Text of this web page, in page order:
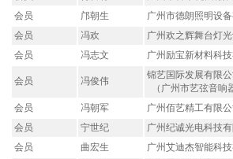
会员
邝朝生
广州市德朗照明设
会员
冯欢
广州欢之辉舞台灯
会员
冯志文 广州励宝新材料科
会员 冯俊伟
锦艺国际发展有限公
（广州市艺弦音响
会员
冯朝军
广州佰艺精工有限公
会员
宁世纪
广州纪诚光电科技有
会员
曲宏生
广州艾迪杰智能科